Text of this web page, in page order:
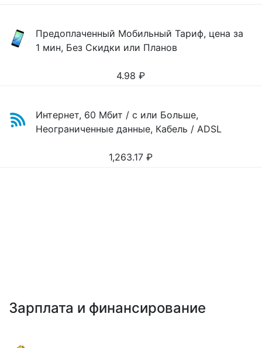
Предоплаченный Мобильный Тариф, цена за
1 мин, Без Скидки или Планов
4.98 ₽
Интернет, 60 Мбит / с или Больше,
Неограниченные данные, Кабель / ADSL
1,263.17 ₽
Зарплата и финансирование